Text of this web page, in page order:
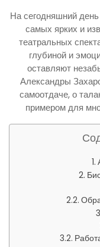
На сегодняшний
самых ярких и
театральных
глубиной и
оставляют
Александры
самоотдаче, о
примером для